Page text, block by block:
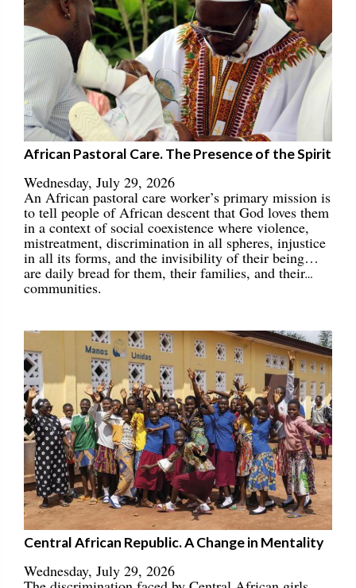
African Pastoral Care. The Presence of the Spirit
Wednesday, July 29, 2026
An African pastoral care worker’s primary mission is
to tell people of African descent that God loves them
in a context of social coexistence where violence,
mistreatment, discrimination in all spheres, injustice
in all its forms, and the invisibility of their being…
are daily bread for them, their families, and their
communities.
Central African Republic. A Change in Mentality
Wednesday, July 29, 2026